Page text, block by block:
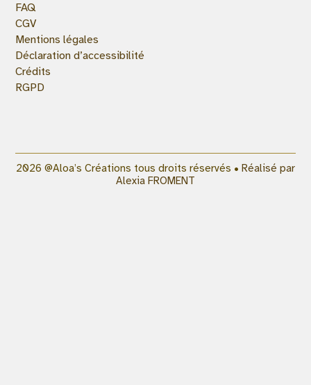
FAQ
CGV
Mentions légales
Déclaration d’accessibilité
Crédits
RGPD
2026 @Aloa’s Créations tous droits réservés • Réalisé par
Alexia FROMENT